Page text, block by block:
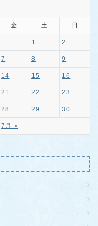
金 土 日
7月 »
1 2
7 8 9
14 15 16
21 22 23
28 29 30